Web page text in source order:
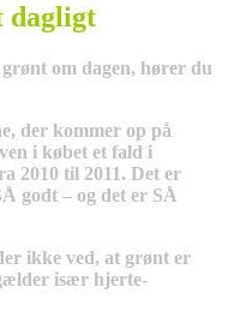
dagligt
om dagen, hører du
der kommer op på
i købet et fald i
2010 til 2011. Det er
godt – og det er SÅ
ikke ved, at grønt er
især hjerte-